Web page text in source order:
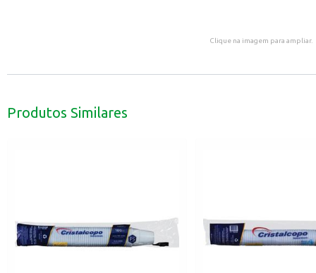
Clique na imagem para ampliar.
Produtos Similares